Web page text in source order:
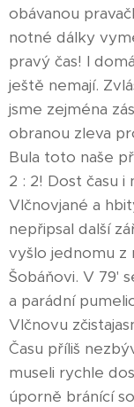
obávanou
notné dálky
pravý čas! I
ještě nemají.
jsme zejména
obranou zleva
Bula toto naše
2 : 2! Dost času i
Vlčnovjané a
nepřipsal další
vyšlo jednomu z
Šobáňovi. V 79'
a parádní
Vlčnovu
Času příliš
museli rychle
úporně bránící